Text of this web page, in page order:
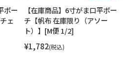
ポー
ェ
【在庫商品】6寸がま口平ポー
チ【帆布 在庫限り（アソー
ト）】[M便 1/2]
¥1,782 税込